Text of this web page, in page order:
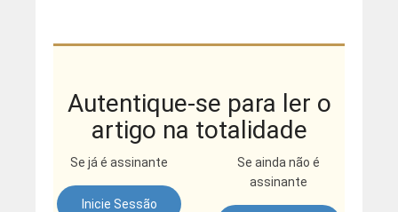
Autentique-se para ler o
artigo na totalidade
Se já é assinante
Inicie Sessão
Se ainda não é
assinante